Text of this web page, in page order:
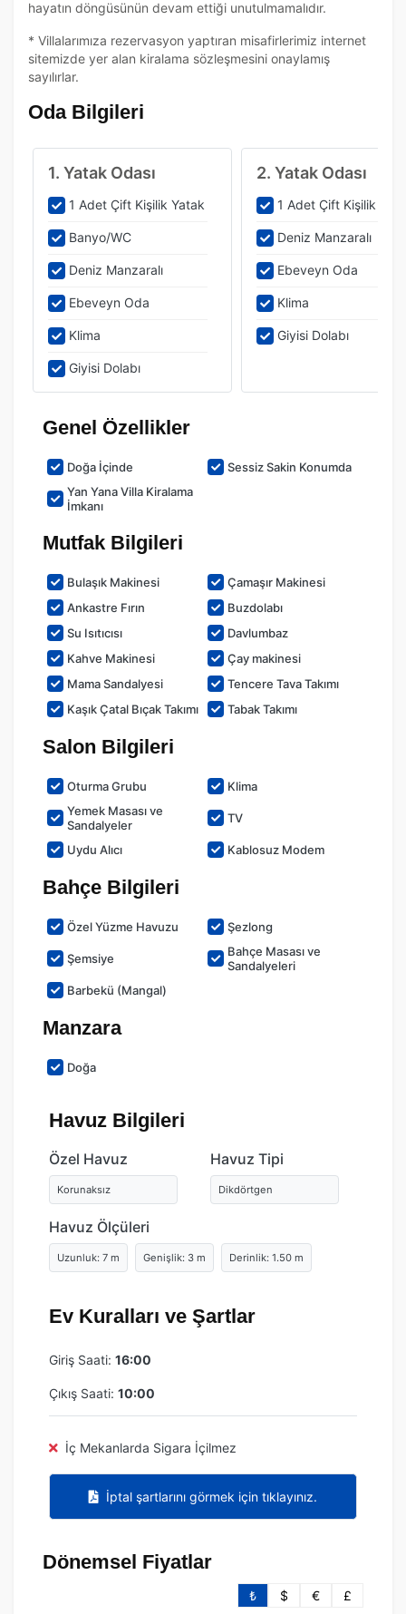
hayatın döngüsünün devam ettiği unutulmamalıdır.
* Villalarımıza rezervasyon yaptıran misafirlerimiz internet
sitemizde yer alan kiralama sözleşmesini onaylamış
sayılırlar.
Oda Bilgileri
1. Yatak Odası
1 Adet Çift Kişilik Yatak
Banyo/WC
Deniz Manzaralı
Ebeveyn Oda
Klima
Giyisi Dolabı
2. Yatak Odası
1 Adet Çift Kişilik
Deniz Manzaralı
Ebeveyn Oda
Klima
Giyisi Dolabı
Genel Özellikler
Doğa İçinde
Sessiz Sakin Konumda
Yan Yana Villa Kiralama
İmkanı
Mutfak Bilgileri
Bulaşık Makinesi
Çamaşır Makinesi
Ankastre Fırın
Buzdolabı
Su Isıtıcısı
Davlumbaz
Kahve Makinesi
Çay makinesi
Mama Sandalyesi
Tencere Tava Takımı
Kaşık Çatal Bıçak Takımı
Tabak Takımı
Salon Bilgileri
Oturma Grubu
Klima
Yemek Masası ve
Sandalyeler
TV
Uydu Alıcı Kablosuz Modem
Bahçe Bilgileri
Özel Yüzme Havuzu Şezlong
Şemsiye
Bahçe Masası ve
Sandalyeleri
Barbekü (Mangal)
Manzara
Doğa
Havuz Bilgileri
Özel Havuz
Korunaksız
Havuz Tipi
Dikdörtgen
Havuz Ölçüleri
Uzunluk: 7 m Genişlik: 3 m Derinlik: 1.50 m
Ev Kuralları ve Şartlar
Giriş Saati: 16:00
Çıkış Saati: 10:00
İç Mekanlarda Sigara İçilmez
İptal şartlarını görmek için tıklayınız.
Dönemsel Fiyatlar
₺ $ € £